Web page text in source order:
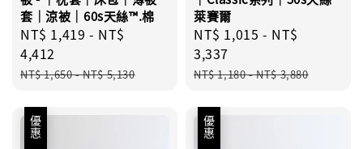
套｜涼被｜60s天絲™.棉
Sale
price
NT$ 1,419 - NT$
4,412
Regular
NT$ 1,650-NT$ 5,130
萊賽爾
Sale
price
NT$ 1,015 - NT$
3,337
Regular
NT$ 1,180-NT$ 3,880
優惠 優惠